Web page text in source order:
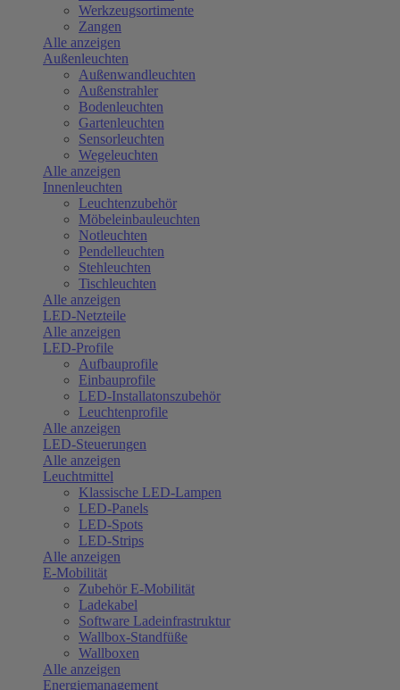
Werkzeugsortimente
Zangen
Alle anzeigen
Außenleuchten
Außenwandleuchten
Außenstrahler
Bodenleuchten
Gartenleuchten
Sensorleuchten
Wegeleuchten
Alle anzeigen
Innenleuchten
Leuchtenzubehör
Möbeleinbauleuchten
Notleuchten
Pendelleuchten
Stehleuchten
Tischleuchten
Alle anzeigen
LED-Netzteile
Alle anzeigen
LED-Profile
Aufbauprofile
Einbauprofile
LED-Installatonszubehör
Leuchtenprofile
Alle anzeigen
LED-Steuerungen
Alle anzeigen
Leuchtmittel
Klassische LED-Lampen
LED-Panels
LED-Spots
LED-Strips
Alle anzeigen
E-Mobilität
Zubehör E-Mobilität
Ladekabel
Software Ladeinfrastruktur
Wallbox-Standfüße
Wallboxen
Alle anzeigen
Energiemanagement